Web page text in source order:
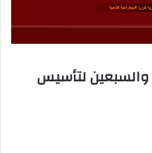
والسبعين لتأسيس